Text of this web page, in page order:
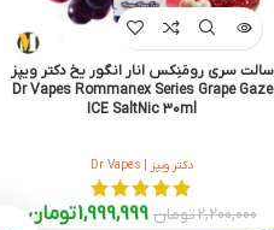
سالت سری رومَنِکس انار انگور یخ دکتر ویپز
Dr Vapes Rommanex Series Grape Gaze
ICE SaltNic 30ml
دکتر ویپز | Dr Vapes
2,200,000تومان 1,999,999تومان